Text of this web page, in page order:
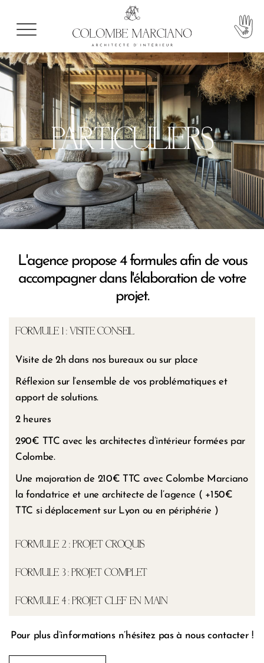
PARTICULIERS
L'agence propose 4 formules afin de vous
accompagner dans l'élaboration de votre
projet.
FORMULE 1 : VISITE CONSEIL
Visite de 2h dans nos bureaux ou sur place
Réflexion sur l’ensemble de vos problématiques et
apport de solutions.
2 heures
290€ TTC avec les architectes d’intérieur formées par
Colombe.
Une majoration de 210€ TTC avec Colombe Marciano
la fondatrice et une architecte de l’agence ( +150€
TTC si déplacement sur Lyon ou en périphérie )
FORMULE 2 : PROJET CROQUIS
FORMULE 3 : PROJET COMPLET
FORMULE 4 : PROJET CLEF EN MAIN
Pour plus d’informations n’hésitez pas à nous contacter !